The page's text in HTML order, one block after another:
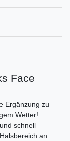
Face
Ergänzung zu
Wetter!
schnell
an